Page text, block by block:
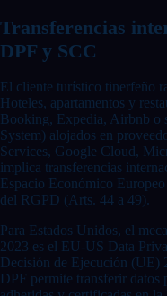
Transferencias
DPF y SCC
El cliente turístico tinerfeño
Hoteles, apartamentos y
Booking, Expedia, Airbnb o
System) alojados en
Services, Google Cloud,
implica transferencias
Espacio Económico
del RGPD (Arts. 44 a 49).
Para Estados Unidos, el
2023 es el EU-US Data
Decisión de Ejecución (UE)
DPF permite transferir datos